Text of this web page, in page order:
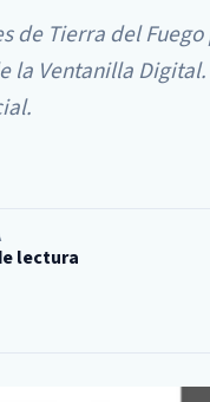
de Tierra del
la Ventanilla
lectura